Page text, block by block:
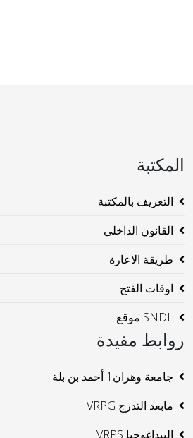
المكتبة
التعريف بالمكتبة
القانون الداخلي
طريقة الاعارة
اوقات الفتح
SNDL موقع
روابط مفيدة
جامعة وهران1 أحمد بن بلة
مابعد التدرج VRPG
البيداغوجيا VRPS